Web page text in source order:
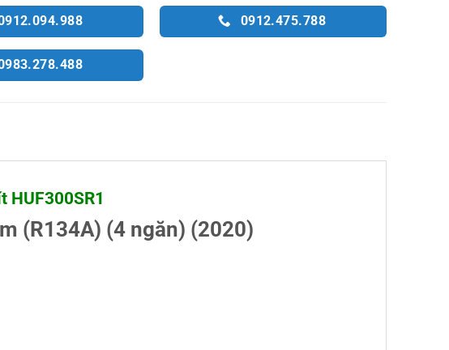
0912.475.788
HUF300SR1
(R134A) (4 ngăn) (2020)